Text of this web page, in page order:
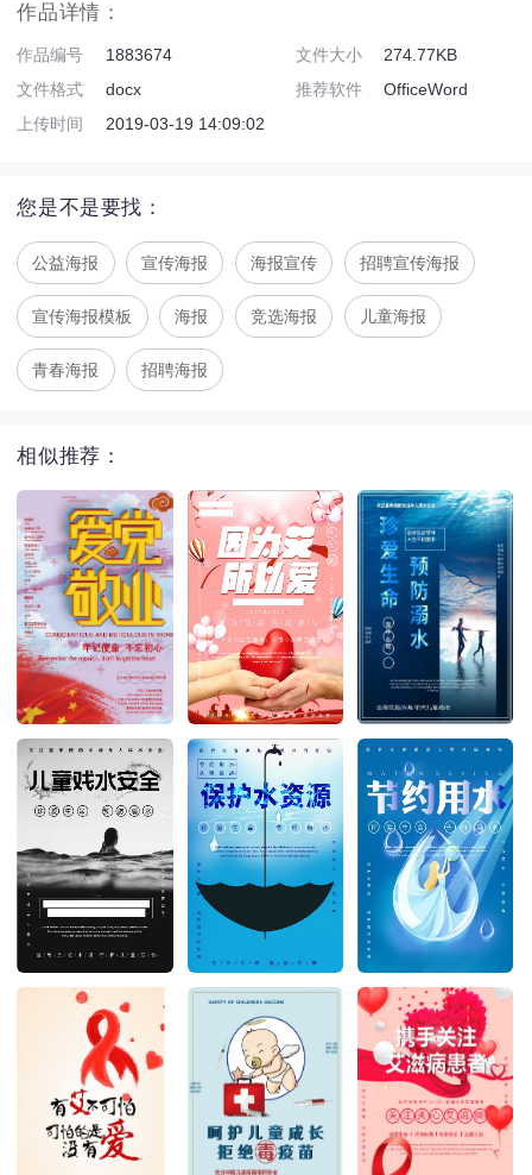
作品详情：
作品编号 1883674 文件大小
274.77KB
文件格式
docx 推荐软件
OfficeWord
上传时间
2019-03-19 14:09:02
您是不是要找：
公益海报 宣传海报 海报宣传 招聘宣传海报
宣传海报模板 海报 竞选海报 儿童海报
青春海报 招聘海报
相似推荐：